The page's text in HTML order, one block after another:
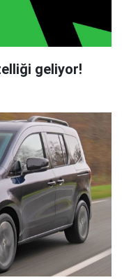
geliyor!